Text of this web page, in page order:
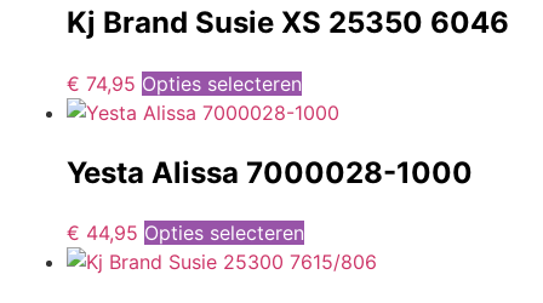
Kj Brand Susie XS 25350 6046
€ 74,95 Opties selecteren
Yesta Alissa 7000028-1000
€ 44,95 Opties selecteren